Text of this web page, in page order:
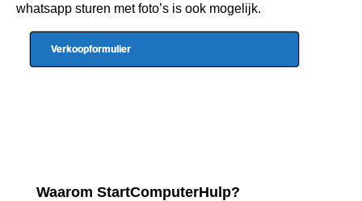
whatsapp sturen met foto’s is ook mogelijk.
Verkoopformulier
Waarom StartComputerHulp?